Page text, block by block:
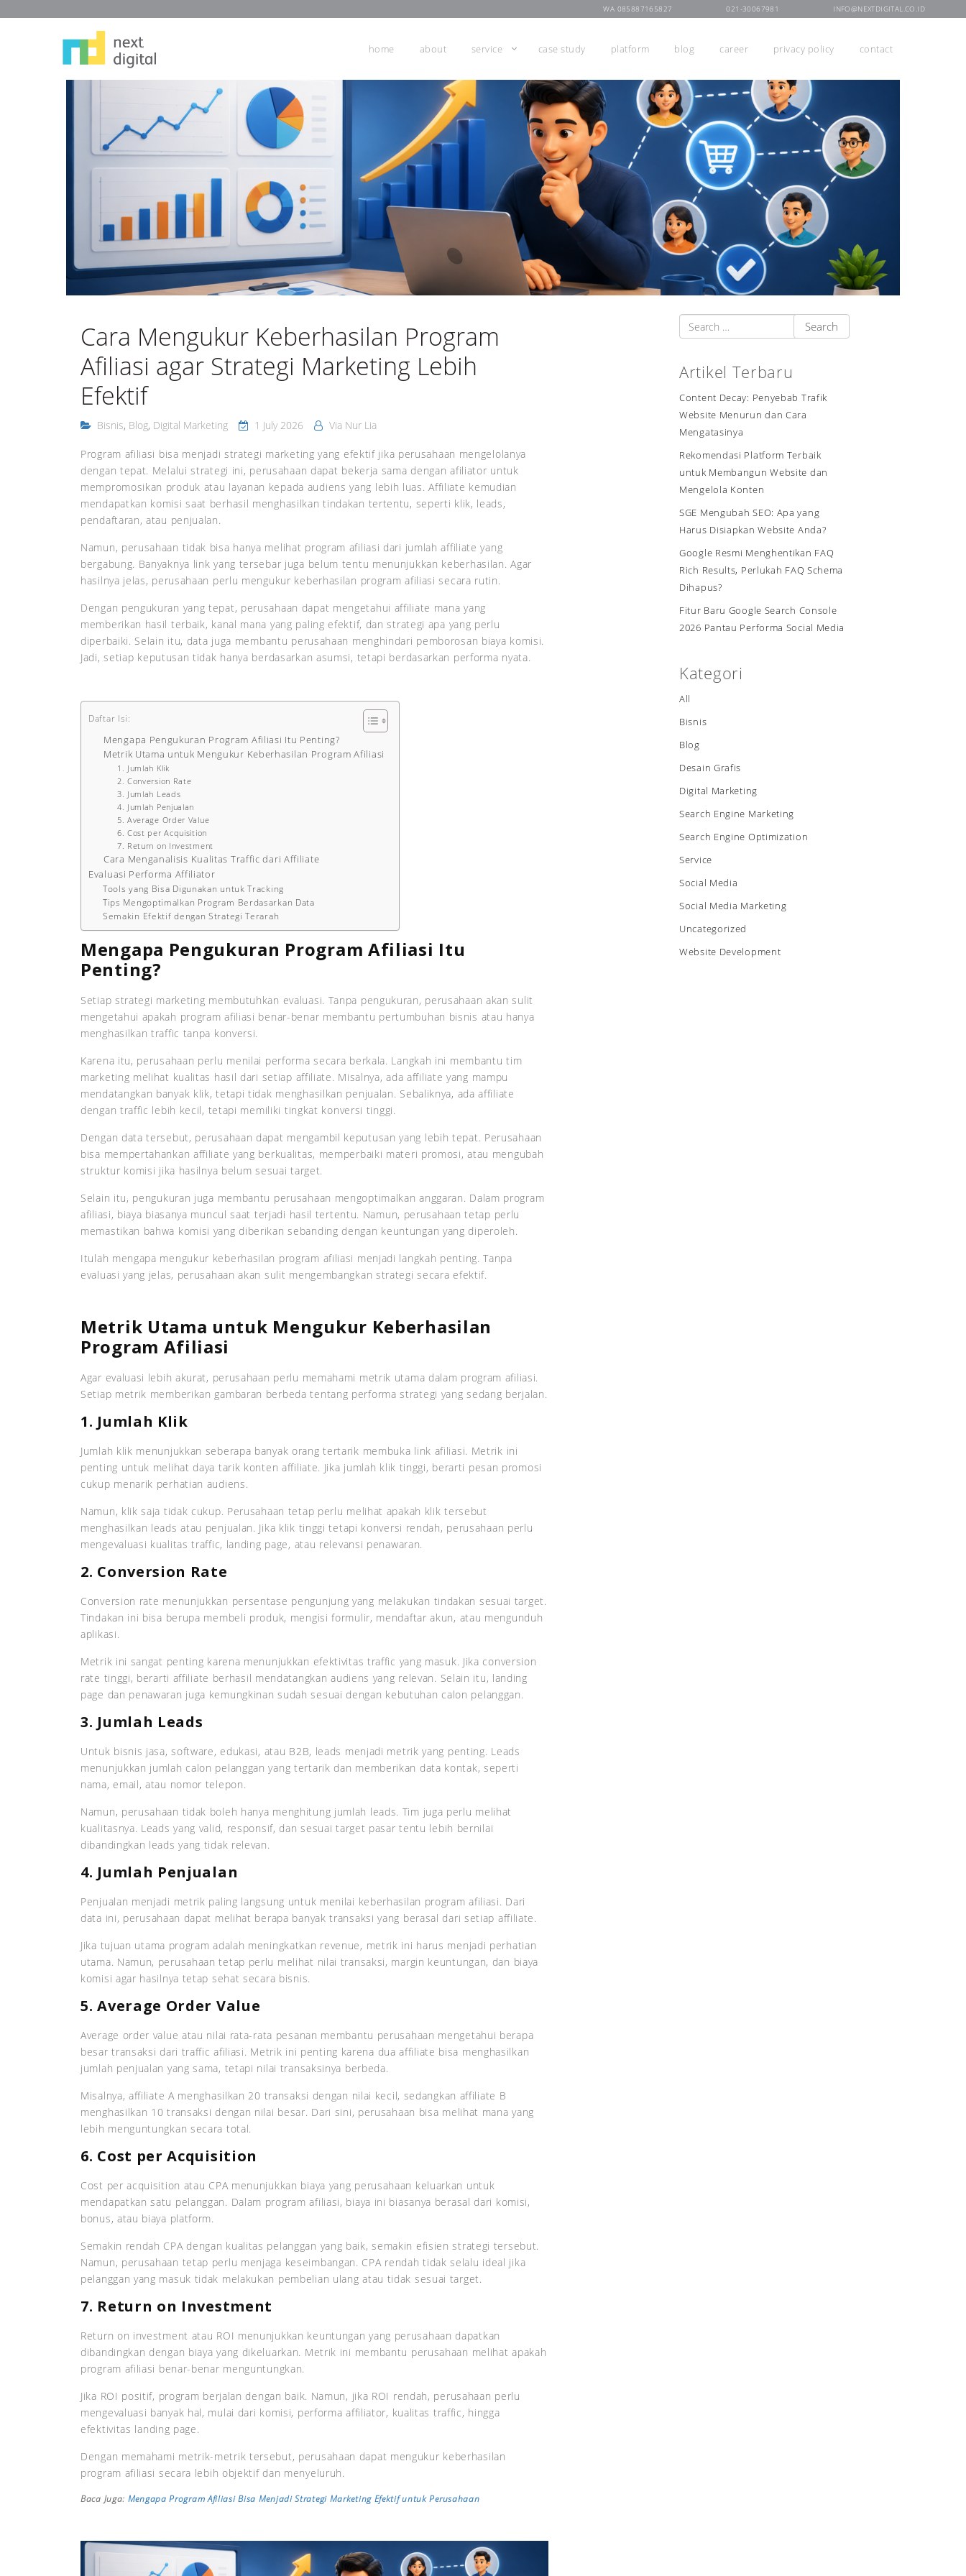
INFO@NEXTDIGITAL.CO.ID
021-30067981
WA 085887165827
home about service case study platform blog career privacy policy contact
Cara Mengukur Keberhasilan Program
Afiliasi agar Strategi Marketing Lebih
Efektif
Bisnis, Blog, Digital Marketing 1 July 2026 Via Nur Lia
Program afiliasi bisa menjadi strategi marketing yang efektif jika perusahaan mengelolanya
dengan tepat. Melalui strategi ini, perusahaan dapat bekerja sama dengan afiliator untuk
mempromosikan produk atau layanan kepada audiens yang lebih luas. Affiliate kemudian
mendapatkan komisi saat berhasil menghasilkan tindakan tertentu, seperti klik, leads,
pendaftaran, atau penjualan.
Namun, perusahaan tidak bisa hanya melihat program afiliasi dari jumlah affiliate yang
bergabung. Banyaknya link yang tersebar juga belum tentu menunjukkan keberhasilan. Agar
hasilnya jelas, perusahaan perlu mengukur keberhasilan program afiliasi secara rutin.
Dengan pengukuran yang tepat, perusahaan dapat mengetahui affiliate mana yang
memberikan hasil terbaik, kanal mana yang paling efektif, dan strategi apa yang perlu
diperbaiki. Selain itu, data juga membantu perusahaan menghindari pemborosan biaya komisi.
Jadi, setiap keputusan tidak hanya berdasarkan asumsi, tetapi berdasarkan performa nyata.
Daftar Isi:
Mengapa Pengukuran Program Afiliasi Itu Penting?
Metrik Utama untuk Mengukur Keberhasilan Program Afiliasi
1. Jumlah Klik
2. Conversion Rate
3. Jumlah Leads
4. Jumlah Penjualan
5. Average Order Value
6. Cost per Acquisition
7. Return on Investment
Cara Menganalisis Kualitas Traffic dari Affiliate
Evaluasi Performa Affiliator
Tools yang Bisa Digunakan untuk Tracking
Tips Mengoptimalkan Program Berdasarkan Data
Semakin Efektif dengan Strategi Terarah
Mengapa Pengukuran Program Afiliasi Itu
Penting?
Setiap strategi marketing membutuhkan evaluasi. Tanpa pengukuran, perusahaan akan sulit
mengetahui apakah program afiliasi benar-benar membantu pertumbuhan bisnis atau hanya
menghasilkan traffic tanpa konversi.
Karena itu, perusahaan perlu menilai performa secara berkala. Langkah ini membantu tim
marketing melihat kualitas hasil dari setiap affiliate. Misalnya, ada affiliate yang mampu
mendatangkan banyak klik, tetapi tidak menghasilkan penjualan. Sebaliknya, ada affiliate
dengan traffic lebih kecil, tetapi memiliki tingkat konversi tinggi.
Dengan data tersebut, perusahaan dapat mengambil keputusan yang lebih tepat. Perusahaan
bisa mempertahankan affiliate yang berkualitas, memperbaiki materi promosi, atau mengubah
struktur komisi jika hasilnya belum sesuai target.
Selain itu, pengukuran juga membantu perusahaan mengoptimalkan anggaran. Dalam program
afiliasi, biaya biasanya muncul saat terjadi hasil tertentu. Namun, perusahaan tetap perlu
memastikan bahwa komisi yang diberikan sebanding dengan keuntungan yang diperoleh.
Itulah mengapa mengukur keberhasilan program afiliasi menjadi langkah penting. Tanpa
evaluasi yang jelas, perusahaan akan sulit mengembangkan strategi secara efektif.
Metrik Utama untuk Mengukur Keberhasilan
Program Afiliasi
Agar evaluasi lebih akurat, perusahaan perlu memahami metrik utama dalam program afiliasi.
Setiap metrik memberikan gambaran berbeda tentang performa strategi yang sedang berjalan.
1. Jumlah Klik
Jumlah klik menunjukkan seberapa banyak orang tertarik membuka link afiliasi. Metrik ini
penting untuk melihat daya tarik konten affiliate. Jika jumlah klik tinggi, berarti pesan promosi
cukup menarik perhatian audiens.
Namun, klik saja tidak cukup. Perusahaan tetap perlu melihat apakah klik tersebut
menghasilkan leads atau penjualan. Jika klik tinggi tetapi konversi rendah, perusahaan perlu
mengevaluasi kualitas traffic, landing page, atau relevansi penawaran.
2. Conversion Rate
Conversion rate menunjukkan persentase pengunjung yang melakukan tindakan sesuai target.
Tindakan ini bisa berupa membeli produk, mengisi formulir, mendaftar akun, atau mengunduh
aplikasi.
Metrik ini sangat penting karena menunjukkan efektivitas traffic yang masuk. Jika conversion
rate tinggi, berarti affiliate berhasil mendatangkan audiens yang relevan. Selain itu, landing
page dan penawaran juga kemungkinan sudah sesuai dengan kebutuhan calon pelanggan.
3. Jumlah Leads
Untuk bisnis jasa, software, edukasi, atau B2B, leads menjadi metrik yang penting. Leads
menunjukkan jumlah calon pelanggan yang tertarik dan memberikan data kontak, seperti
nama, email, atau nomor telepon.
Namun, perusahaan tidak boleh hanya menghitung jumlah leads. Tim juga perlu melihat
kualitasnya. Leads yang valid, responsif, dan sesuai target pasar tentu lebih bernilai
dibandingkan leads yang tidak relevan.
4. Jumlah Penjualan
Penjualan menjadi metrik paling langsung untuk menilai keberhasilan program afiliasi. Dari
data ini, perusahaan dapat melihat berapa banyak transaksi yang berasal dari setiap affiliate.
Jika tujuan utama program adalah meningkatkan revenue, metrik ini harus menjadi perhatian
utama. Namun, perusahaan tetap perlu melihat nilai transaksi, margin keuntungan, dan biaya
komisi agar hasilnya tetap sehat secara bisnis.
5. Average Order Value
Average order value atau nilai rata-rata pesanan membantu perusahaan mengetahui berapa
besar transaksi dari traffic afiliasi. Metrik ini penting karena dua affiliate bisa menghasilkan
jumlah penjualan yang sama, tetapi nilai transaksinya berbeda.
Misalnya, affiliate A menghasilkan 20 transaksi dengan nilai kecil, sedangkan affiliate B
menghasilkan 10 transaksi dengan nilai besar. Dari sini, perusahaan bisa melihat mana yang
lebih menguntungkan secara total.
6. Cost per Acquisition
Cost per acquisition atau CPA menunjukkan biaya yang perusahaan keluarkan untuk
mendapatkan satu pelanggan. Dalam program afiliasi, biaya ini biasanya berasal dari komisi,
bonus, atau biaya platform.
Semakin rendah CPA dengan kualitas pelanggan yang baik, semakin efisien strategi tersebut.
Namun, perusahaan tetap perlu menjaga keseimbangan. CPA rendah tidak selalu ideal jika
pelanggan yang masuk tidak melakukan pembelian ulang atau tidak sesuai target.
7. Return on Investment
Return on investment atau ROI menunjukkan keuntungan yang perusahaan dapatkan
dibandingkan dengan biaya yang dikeluarkan. Metrik ini membantu perusahaan melihat apakah
program afiliasi benar-benar menguntungkan.
Jika ROI positif, program berjalan dengan baik. Namun, jika ROI rendah, perusahaan perlu
mengevaluasi banyak hal, mulai dari komisi, performa affiliator, kualitas traffic, hingga
efektivitas landing page.
Dengan memahami metrik-metrik tersebut, perusahaan dapat mengukur keberhasilan
program afiliasi secara lebih objektif dan menyeluruh.
Baca Juga: Mengapa Program Afiliasi Bisa Menjadi Strategi Marketing Efektif untuk Perusahaan
Artikel Terbaru
Content Decay: Penyebab Trafik
Website Menurun dan Cara
Mengatasinya
Rekomendasi Platform Terbaik
untuk Membangun Website dan
Mengelola Konten
SGE Mengubah SEO: Apa yang
Harus Disiapkan Website Anda?
Google Resmi Menghentikan FAQ
Rich Results, Perlukah FAQ Schema
Dihapus?
Fitur Baru Google Search Console
2026 Pantau Performa Social Media
Kategori
All
Bisnis
Blog
Desain Grafis
Digital Marketing
Search Engine Marketing
Search Engine Optimization
Service
Social Media
Social Media Marketing
Uncategorized
Website Development